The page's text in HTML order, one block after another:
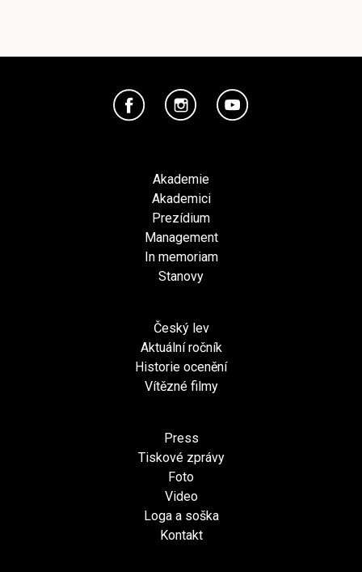
Akademie
Akademici
Prezídium
Management
In memoriam
Stanovy
Český lev
Aktuální ročník
Historie ocenění
Vítězné filmy
Press
Tiskové zprávy
Foto
Video
Loga a soška
Kontakt